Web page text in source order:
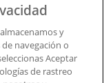
y
navegación o
Aceptar
de rastreo